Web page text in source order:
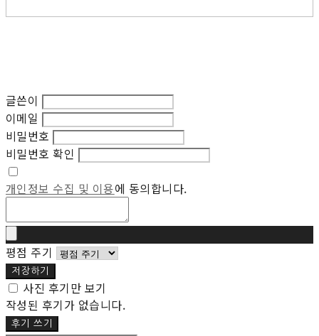
글쓴이
이메일
비밀번호
비밀번호 확인
개인정보 수집 및 이용에 동의합니다.
평점 주기
저장하기
사진 후기만 보기
작성된 후기가 없습니다.
후기 쓰기